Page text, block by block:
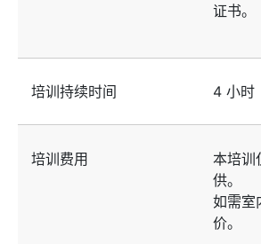
证书。
培训持续时间 4 小时
培训费用
本培训
供。
如需室
价。